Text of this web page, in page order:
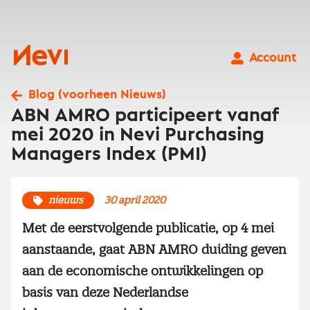
Nevi
Account
Blog (voorheen Nieuws)
ABN AMRO participeert vanaf
mei 2020 in Nevi Purchasing
Managers Index (PMI)
nieuws 30 april 2020
Met de eerstvolgende publicatie, op 4 mei
aanstaande, gaat ABN AMRO duiding geven
aan de economische ontwikkelingen op
basis van deze Nederlandse